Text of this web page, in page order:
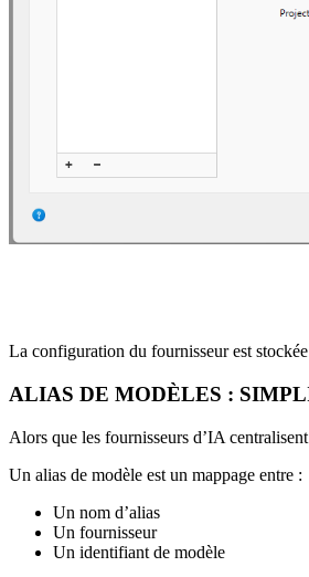
La configuration du fournisseur est
ALIAS DE MODÈLES :
Alors que les fournisseurs d’IA
Un alias de modèle est un mappage entre :
Un nom d’alias
Un fournisseur
Un identifiant de modèle